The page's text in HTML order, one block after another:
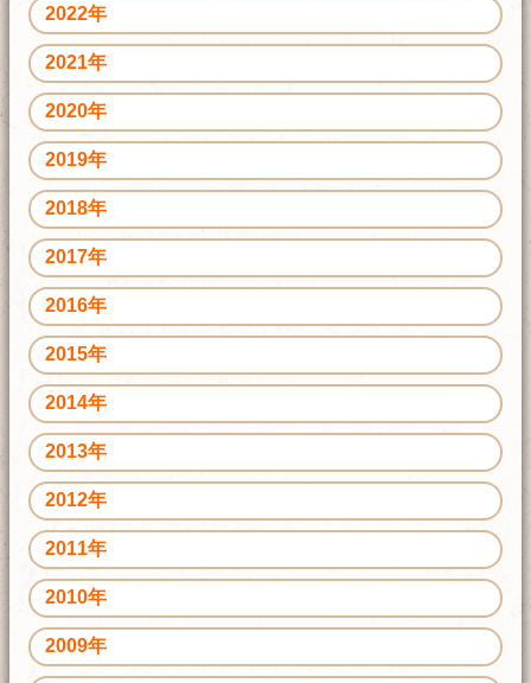
2022年
2021年
2020年
2019年
2018年
2017年
2016年
2015年
2014年
2013年
2012年
2011年
2010年
2009年